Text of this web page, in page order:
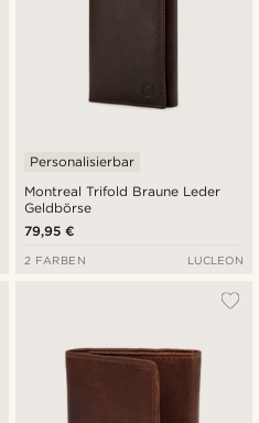
Montreal Trifold Braune Leder
Geldbörse
Personalisierbar
79,95 €
2 FARBEN LUCLEON